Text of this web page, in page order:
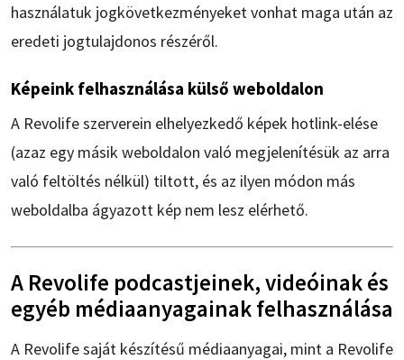
használatuk jogkövetkezményeket vonhat maga után az
eredeti jogtulajdonos részéről.
Képeink felhasználása külső weboldalon
A Revolife szerverein elhelyezkedő képek hotlink-elése
(azaz egy másik weboldalon való megjelenítésük az arra
való feltöltés nélkül) tiltott, és az ilyen módon más
weboldalba ágyazott kép nem lesz elérhető.
A Revolife podcastjeinek, videóinak és
egyéb médiaanyagainak felhasználása
A Revolife saját készítésű médiaanyagai, mint a Revolife